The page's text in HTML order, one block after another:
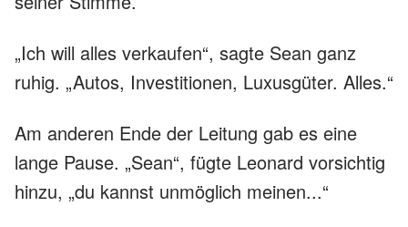
„Ich will alles verkaufen“, sagte Sean ganz
ruhig. „Autos, Investitionen, Luxusgüter. Alles.“
Am anderen Ende der Leitung gab es eine
lange Pause. „Sean“, fügte Leonard vorsichtig
hinzu, „du kannst unmöglich meinen...“